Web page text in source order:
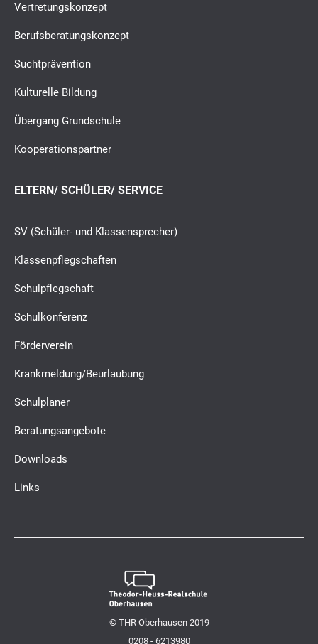
Vertretungskonzept
Berufsberatungskonzept
Suchtprävention
Kulturelle Bildung
Übergang Grundschule
Kooperationspartner
ELTERN/ SCHÜLER/ SERVICE
SV (Schüler- und Klassensprecher)
Klassenpflegschaften
Schulpflegschaft
Schulkonferenz
Förderverein
Krankmeldung/Beurlaubung
Schulplaner
Beratungsangebote
Downloads
Links
© THR Oberhausen 2019
0208 - 6213980